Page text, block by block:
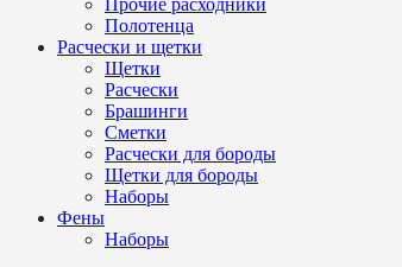
Прочие расходники
Полотенца
Расчески и щетки
Щетки
Расчески
Брашинги
Сметки
Расчески для бороды
Щетки для бороды
Наборы
Фены
Наборы